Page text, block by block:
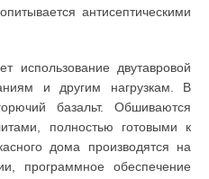
антисептическими
использование двутавровой
и другим нагрузкам. В
базальт. Обшиваются
полностью готовыми к
дома производятся на
программное обеспечение